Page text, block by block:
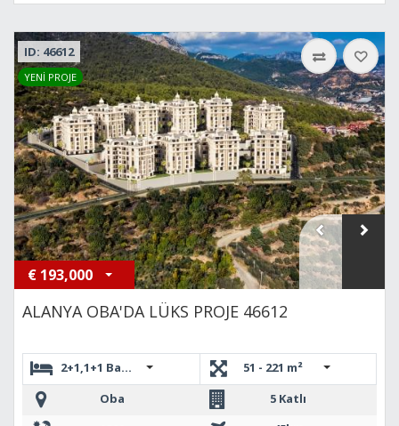
ID: 46612
YENİ PROJE
€ 193,000
ALANYA OBA'DA LÜKS PROJE 46612
2+1,1+1 Bahçe ,5+1 DUBLEKS,4+1 DUBLEKS,4+1 BAHÇE
51 - 221 m²
Oba
5 Katlı